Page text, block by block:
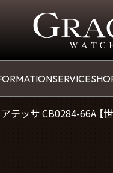
SERVICE
アテッサ CB0284-66A 【